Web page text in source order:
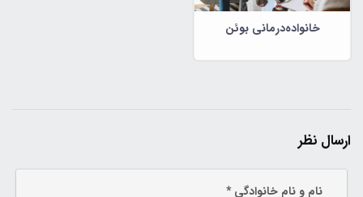
خانواده‌درمانی بوئن
ارسال نظر
نام و نام خانوادگی *